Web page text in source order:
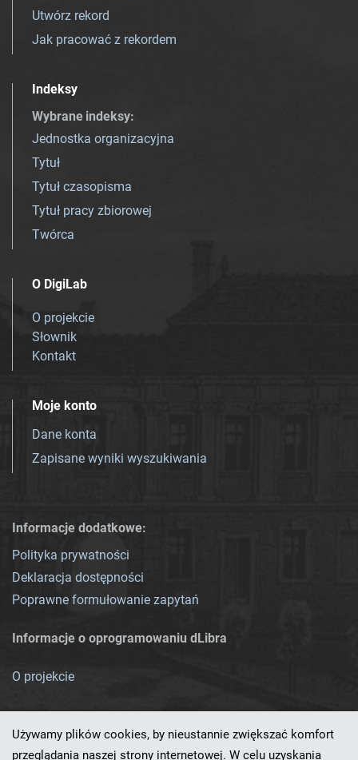
Utwórz rekord
Jak pracować z rekordem
Indeksy
Wybrane indeksy:
Jednostka organizacyjna
Tytuł
Tytuł czasopisma
Tytuł pracy zbiorowej
Twórca
O DigiLab
O projekcie
Słownik
Kontakt
Moje konto
Dane konta
Zapisane wyniki wyszukiwania
Informacje dodatkowe:
Polityka prywatności
Deklaracja dostępności
Poprawne formułowanie zapytań
Informacje o oprogramowaniu dLibra
O projekcie
Używamy plików cookies, by nieustannie zwiększać komfort
przeglądania naszej strony internetowej. W celu uzyskania